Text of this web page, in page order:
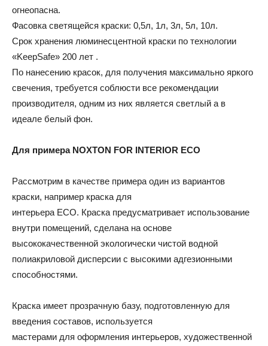
огнеопасна.
Фасовка светящейся краски: 0,5л, 1л, 3л, 5л, 10л.
Срок хранения люминесцентной краски по технологии
«KeepSafe» 200 лет .
По нанесению красок, для получения максимально яркого
свечения, требуется соблюсти все рекомендации
производителя, одним из них является светлый а в
идеале белый фон.
Для примера NOXTON FOR INTERIOR ECO
Рассмотрим в качестве примера один из вариантов
краски, например краска для
интерьера ECO. Краска предусматривает использование
внутри помещений, сделана на основе
высококачественной экологически чистой водной
полиакриловой дисперсии с высокими адгезионными
способностями.
Краска имеет прозрачную базу, подготовленную для
введения составов, используется
мастерами для оформления интерьеров, художественной